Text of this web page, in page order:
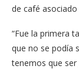
de café
“Fue la primera
que no se podía
tenemos que